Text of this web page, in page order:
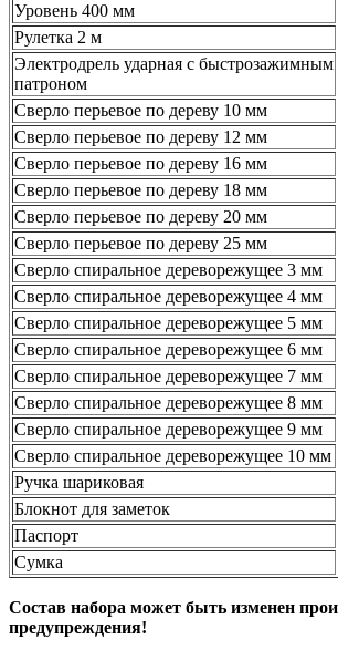
Уровень 400 мм
Рулетка 2 м
Электродрель ударная с быстрозажимным
патроном
Сверло перьевое по дереву 10 мм
Сверло перьевое по дереву 12 мм
Сверло перьевое по дереву 16 мм
Сверло перьевое по дереву 18 мм
Сверло перьевое по дереву 20 мм
Сверло перьевое по дереву 25 мм
Сверло спиральное дереворежущее 3 мм
Сверло спиральное дереворежущее 4 мм
Сверло спиральное дереворежущее 5 мм
Сверло спиральное дереворежущее 6 мм
Сверло спиральное дереворежущее 7 мм
Сверло спиральное дереворежущее 8 мм
Сверло спиральное дереворежущее 9 мм
Сверло спиральное дереворежущее 10 мм
Ручка шариковая
Блокнот для заметок
Паспорт
Сумка
Состав набора может быть изменен
предупреждения!